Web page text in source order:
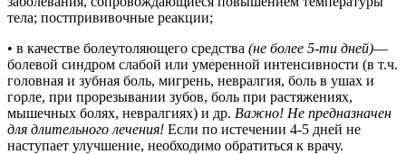
тела; постпрививочные реакции;
• в качестве болеутоляющего средства (не более 5-ти дней)—
болевой синдром слабой или умеренной интенсивности (в т.ч.
головная и зубная боль, мигрень, невралгия, боль в ушах и
горле, при прорезывании зубов, боль при растяжениях,
мышечных болях, невралгиях) и др. Важно! Не предназначен
для длительного лечения! Если по истечении 4-5 дней не
наступает улучшение, необходимо обратиться к врачу.